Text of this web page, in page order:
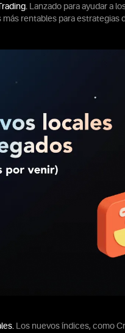
Lanzado para ayudar a
rentables para estrategias
Los nuevos índices, como